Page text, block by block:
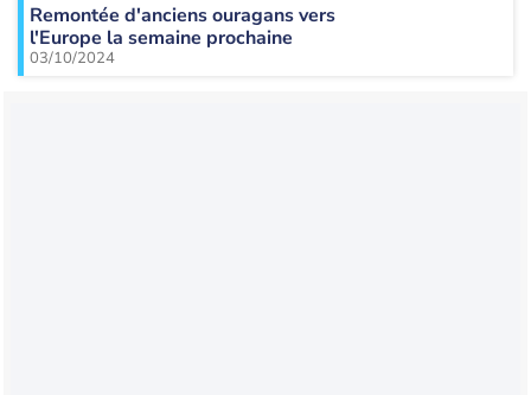
Remontée d'anciens ouragans vers
l'Europe la semaine prochaine
03/10/2024